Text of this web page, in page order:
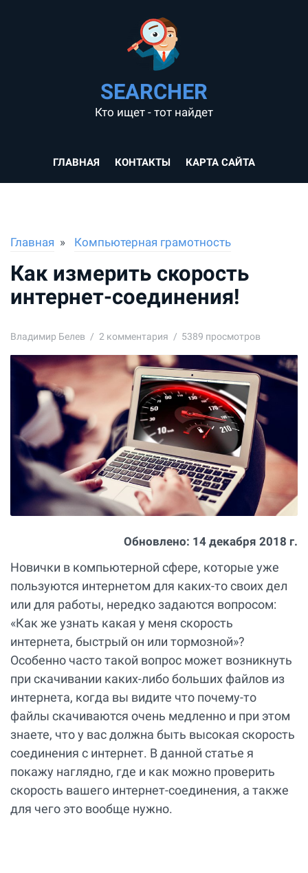
SEARCHER
Кто ищет - тот найдет
ГЛАВНАЯ КОНТАКТЫ КАРТА САЙТА
Главная Компьютерная грамотность
Как измерить скорость
интернет-соединения!
Владимир Белев 2 комментария 5389 просмотров
Обновлено: 14 декабря 2018 г.
Новички в компьютерной сфере, которые уже
пользуются интернетом для каких-то своих дел
или для работы, нередко задаются вопросом:
«Как же узнать какая у меня скорость
интернета, быстрый он или тормозной»?
Особенно часто такой вопрос может возникнуть
при скачивании каких-либо больших файлов из
интернета, когда вы видите что почему-то
файлы скачиваются очень медленно и при этом
знаете, что у вас должна быть высокая скорость
соединения с интернет. В данной статье я
покажу наглядно, где и как можно проверить
скорость вашего интернет-соединения, а также
для чего это вообще нужно.